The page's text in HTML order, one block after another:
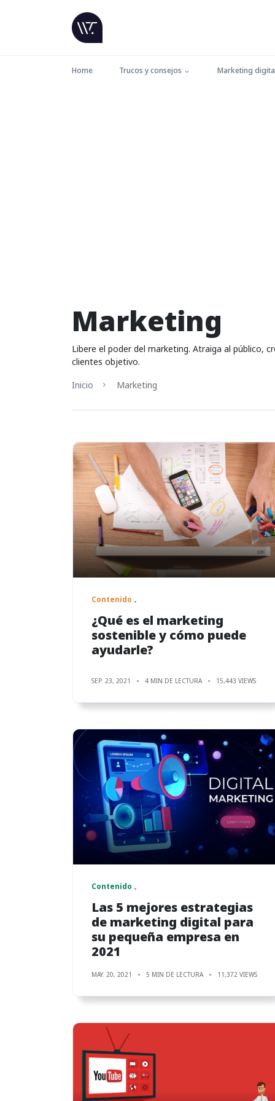
Home Trucos y consejos Marketing
Marketing
Libere el poder del marketing. Atraiga al público,
clientes objetivo.
Inicio
Marketing
Contenido
¿Qué es el marketing
sostenible y cómo puede
ayudarle?
SEP. 23, 2021 4 MIN DE LECTURA 15,443 VIEWS
Contenido
Las 5 mejores estrategias
de marketing digital para
su pequeña empresa en
2021
MAY. 20, 2021 5 MIN DE LECTURA 11,372 VIEWS